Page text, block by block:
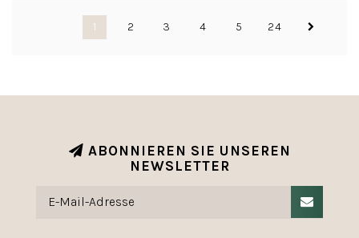
1 2 3 4 5 24
ABONNIEREN SIE UNSEREN
NEWSLETTER